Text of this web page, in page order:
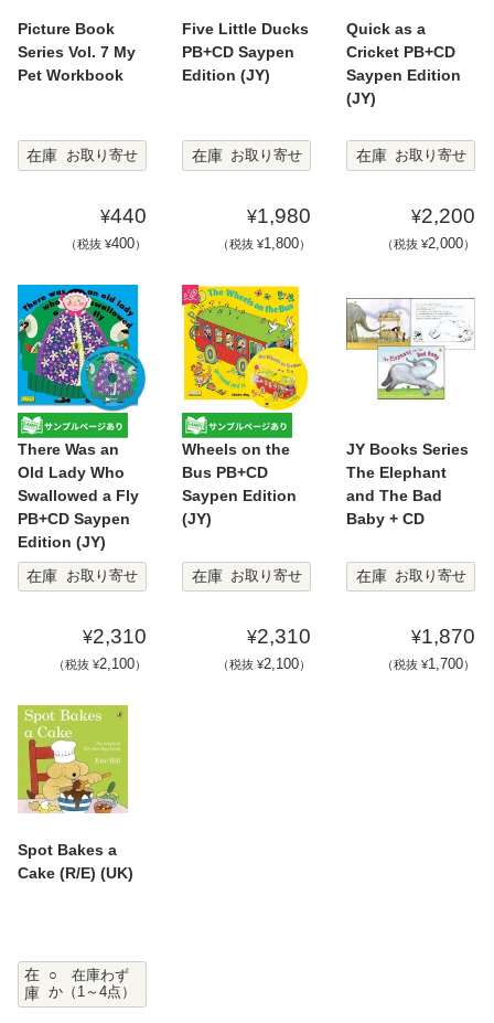
Picture Book
Series Vol. 7 My
Pet Workbook
在庫 お取り寄せ
¥440
（税抜 ¥400）
Five Little Ducks
PB+CD Saypen
Edition (JY)
在庫 お取り寄せ
¥1,980
（税抜 ¥1,800）
Quick as a
Cricket PB+CD
Saypen Edition
(JY)
在庫 お取り寄せ
¥2,200
（税抜 ¥2,000）
There Was an
Old Lady Who
Swallowed a Fly
PB+CD Saypen
Edition (JY)
在庫
お取り寄せ
¥2,310
（税抜 ¥2,100）
Wheels on the
Bus PB+CD
Saypen Edition
(JY)
在庫 お取り寄せ
¥2,310
（税抜 ¥2,100）
JY Books Series
The Elephant
and The Bad
Baby + CD
在庫 お取り寄せ
¥1,870
（税抜 ¥1,700）
Spot Bakes a
Cake (R/E) (UK)
在
庫
○ 在庫わず
か（1～4点）